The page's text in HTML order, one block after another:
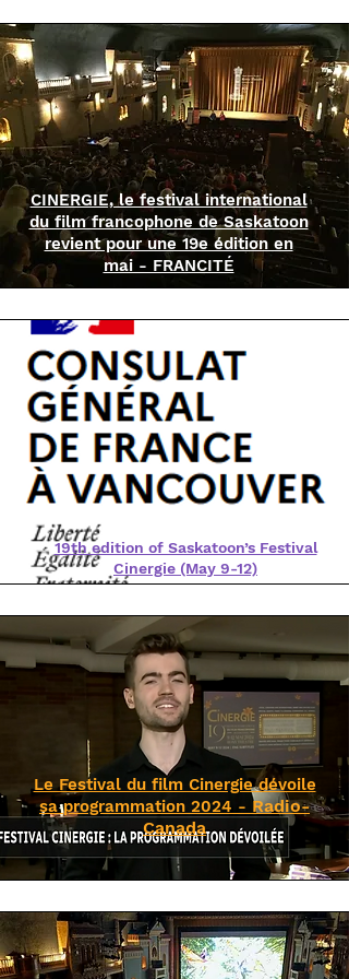
CINERGIE, le festival international
du film francophone de Saskatoon
revient pour une 19e édition en
mai - FRANCITÉ
19th edition of Saskatoon’s Festival
Cinergie (May 9-12)
Le Festival du film Cinergie dévoile
sa programmation 2024 - Radio-
Canada